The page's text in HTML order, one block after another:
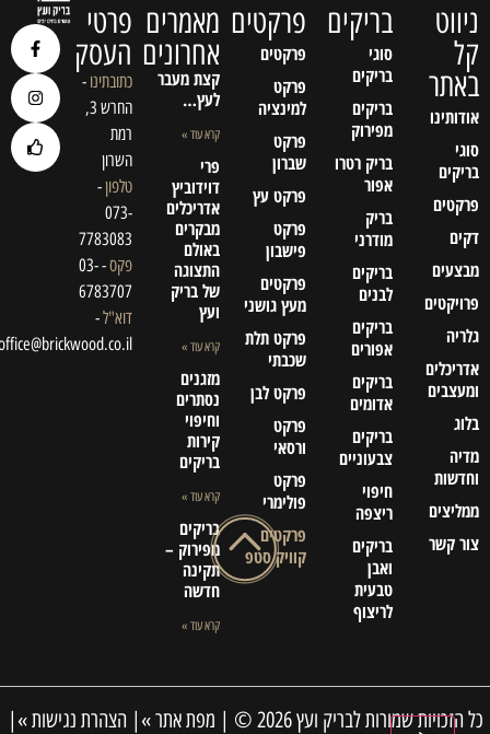
ניווט
קל
באתר
אודותינו
סוגי
בריקים
פרקטים
דקים
מבצעים
פרויקטים
גלריה
אדריכלים
ומעצבים
בלוג
מדיה
וחדשות
ממליצים
צור קשר
בריקים
סוגי
בריקים
בריקים
מפירוק
בריק רטרו
אפור
בריק
מודרני
בריקים
לבנים
בריקים
אפורים
בריקים
אדומים
בריקים
צבעוניים
חיפוי
ריצפה
בריקים
ואבן
טבעית
לריצוף
פרקטים
פרקטים
פרקט
למינציה
פרקט
שברון
פרקט עץ
פרקט
פישבון
פרקטים
מעץ גושני
פרקט תלת
שכבתי
פרקט לבן
פרקט
ורסאי
פרקט
פולימרי
פרקטים
קוויק סטפ
מאמרים
אחרונים
קצת מעבר
לעץ…
קרא עוד »
פרי
דוידוביץ
אדריכלים
מבקרים
באולם
התצוגה
של בריק
ועץ
קרא עוד »
מזגנים
נסתרים
וחיפוי
קירות
בריקים
קרא עוד »
בריקים
מפירוק –
תקינה
חדשה
קרא עוד »
פרטי
העסק
כתובתינו-
החרש 3,
רמת
השרון
טלפון-
073-
7783083
פקס
- 03-
6783707
דוא"ל-
office@brickwood.co.il
כל הזכויות שמורות לבריק ועץ 2026 © | מפת אתר »| הצהרת נגישות »|
כדאי לצפות